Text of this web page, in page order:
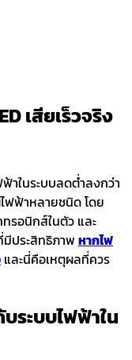
เสียเร็วจริง
าในระบบลดต่ำลงกว่า
ฟฟ้าหลายชนิด โดย
รอนิกส์ในตัว และ
ประสิทธิภาพ หากไฟ
และนี่คือเหตุผลที่ควร
ระบบไฟฟ้าใน